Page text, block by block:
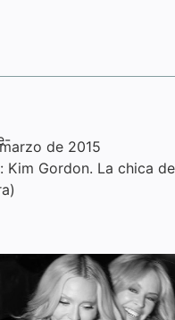
de 2015
Kim Gordon. La chica